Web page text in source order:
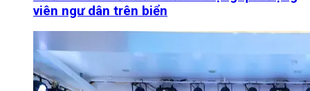
viên ngư dân trên biển